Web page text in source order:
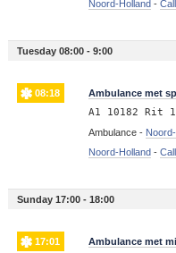
Noord-Holland-
Tuesday 08:00 - 9:00
08:18 Ambulance met
A1 10182 Rit
Ambulance -
Noord-Holland-
Sunday 17:00 - 18:00
17:01 Ambulance met